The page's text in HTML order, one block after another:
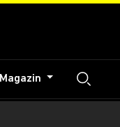
Magazin